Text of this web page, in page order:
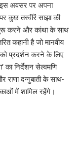
अवसर पर अपना
कुछ तस्वीरें साझा की
शुरू करने और कांथा के साथ
कहानी है जो मानवीय
प्रदर्शन करने के लिए
का निर्देशन सेल्वमणि
दग्गुबाती के साथ-
में शामिल रहेंगे।